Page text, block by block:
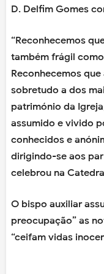
D. Delfim Gomes
“Reconhecemos
também frágil
Reconhecemos
sobretudo a dos
património da
assumido e vivido
conhecidos e
dirigindo-se aos
celebrou na
O bispo auxiliar
preocupação” as
“ceifam vidas